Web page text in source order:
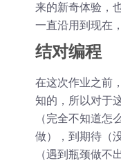
来的新奇体验，
一直沿用到现在
结对编程
在这次作业之前
知的，所以对于
（完全不知道怎
做），到期待（
（遇到瓶颈做不